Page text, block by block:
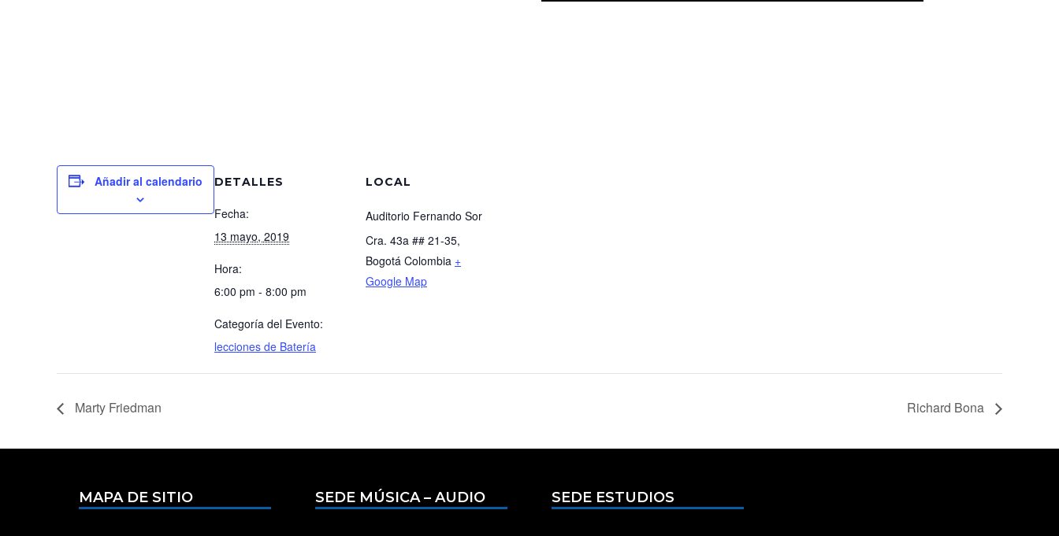
Añadir al calendario DETALLES
Fecha:
13 mayo, 2019
Hora:
6:00 pm - 8:00 pm
Categoría del Evento:
lecciones de Batería
LOCAL
Auditorio Fernando Sor
Cra. 43a ## 21-35,
Bogotá Colombia +
Google Map
Marty Friedman Richard Bona
MAPA DE SITIO SEDE MÚSICA – AUDIO SEDE ESTUDIOS